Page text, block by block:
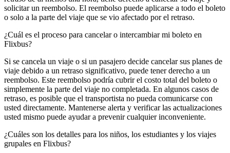
solicitar un reembolso. El reembolso puede aplicarse a todo el boleto
o solo a la parte del viaje que se vio afectado por el retraso.
¿Cuál es el proceso para cancelar o intercambiar mi boleto en
Flixbus?
Si se cancela un viaje o si un pasajero decide cancelar sus planes de
viaje debido a un retraso significativo, puede tener derecho a un
reembolso. Este reembolso podría cubrir el costo total del boleto o
simplemente la parte del viaje no completada. En algunos casos de
retraso, es posible que el transportista no pueda comunicarse con
usted directamente. Mantenerse alerta y verificar las actualizaciones
usted mismo puede ayudar a prevenir cualquier inconveniente.
¿Cuáles son los detalles para los niños, los estudiantes y los viajes
grupales en Flixbus?